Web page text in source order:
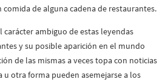
comida de alguna cadena de restaurantes.
ambiguo de estas leyendas
y su posible aparición en el mundo
de las mismas a veces topa con noticias
u otra forma pueden asemejarse a los